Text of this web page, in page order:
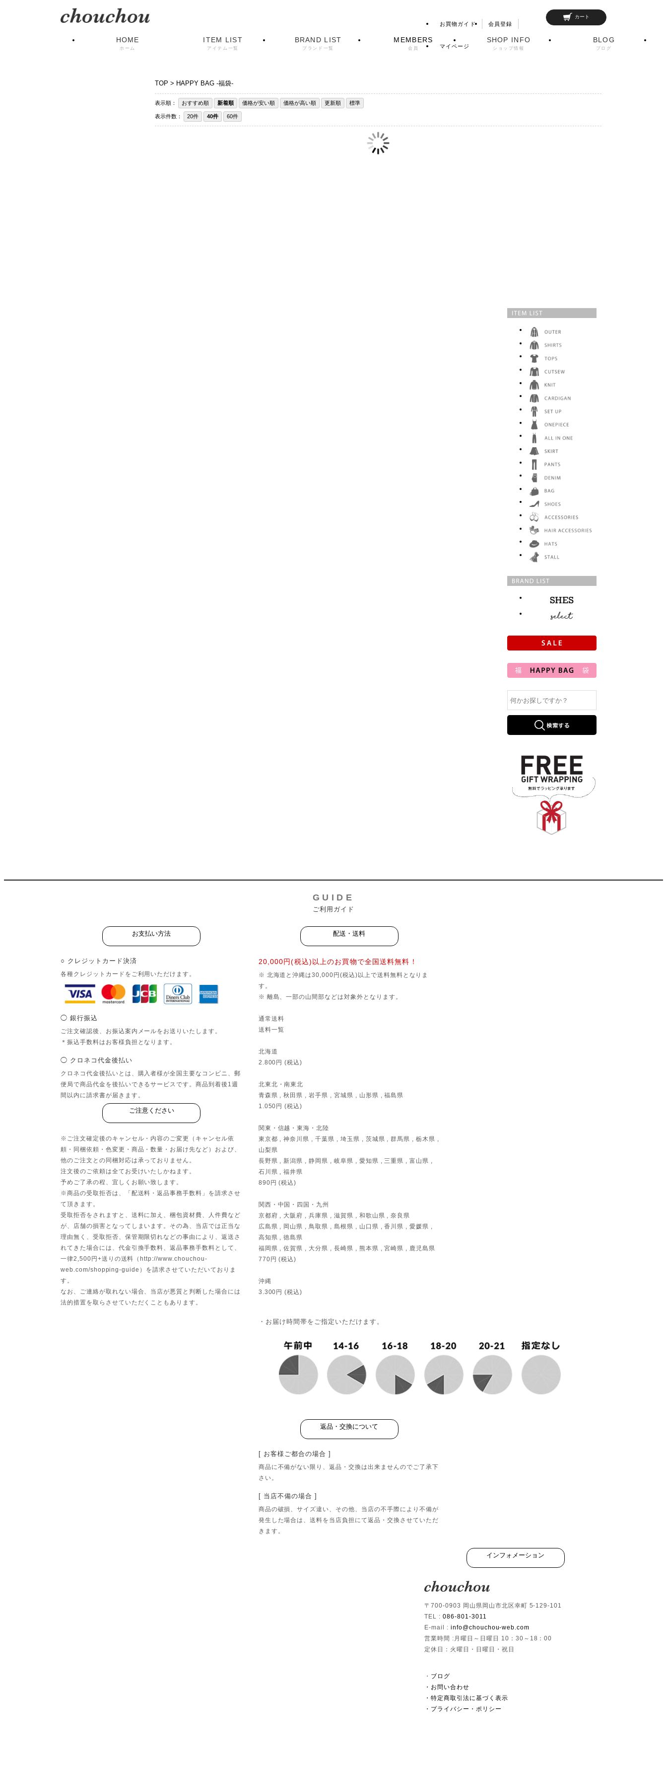
お買物ガイド 会員登録
マイページ
カート
HOME
ホーム
ITEM LIST
アイテム一覧
BRAND LIST
ブランド一覧
MEMBERS
会員
SHOP INFO
ショップ情報
BLOG
ブログ
TOP > HAPPY BAG -福袋-
表示順： おすすめ順 新着順 価格が安い順 価格が高い順 更新順 標準
表示件数： 20件 40件 60件
GUIDE
ご利用ガイド
お支払い方法
○ クレジットカード決済
各種クレジットカードをご利用いただけます。
◯ 銀行振込
ご注文確認後、お振込案内メールをお送りいたします。
＊振込手数料はお客様負担となります。
◯ クロネコ代金後払い
クロネコ代金後払いとは、購入者様が全国主要なコンビニ、郵
便局で商品代金を後払いできるサービスです。商品到着後1週
間以内に請求書が届きます。
ご注意ください
※ご注文確定後のキャンセル・内容のご変更（キャンセル依
頼・同梱依頼・色変更・商品・数量・お届け先など）および、
他のご注文との同梱対応は承っておりません。
注文後のご依頼は全てお受けいたしかねます。
予めご了承の程、宜しくお願い致します。
※商品の受取拒否は、「配送料・返品事務手数料」を請求させ
て頂きます。
受取拒否をされますと、送料に加え、梱包資材費、人件費など
が、店舗の損害となってしまいます。その為、当店では正当な
理由無く、受取拒否、保管期限切れなどの事由により、返送さ
れてきた場合には、代金引換手数料、返品事務手数料として、
一律2,500円+送りの送料（http://www.chouchou-
web.com/shopping-guide）を請求させていただいておりま
す。
なお、ご連絡が取れない場合、当店が悪質と判断した場合には
法的措置を取らさせていただくこともあります。
配送・送料
20,000円(税込)以上のお買物で全国送料無料！
※ 北海道と沖縄は30,000円(税込)以上で送料無料となりま
す。
※ 離島、一部の山間部などは対象外となります。
通常送料
送料一覧
北海道
2.800円 (税込)
北東北・南東北
青森県 , 秋田県 , 岩手県 , 宮城県 , 山形県 , 福島県
1.050円 (税込)
関東・信越・東海・北陸
東京都 , 神奈川県 , 千葉県 , 埼玉県 , 茨城県 , 群馬県 , 栃木県 ,
山梨県
長野県 , 新潟県 , 静岡県 , 岐阜県 , 愛知県 , 三重県 , 富山県 ,
石川県 , 福井県
890円 (税込)
関西・中国・四国・九州
京都府 , 大阪府 , 兵庫県 , 滋賀県 , 和歌山県 , 奈良県
広島県 , 岡山県 , 鳥取県 , 島根県 , 山口県 , 香川県 , 愛媛県 ,
高知県 , 徳島県
福岡県 , 佐賀県 , 大分県 , 長崎県 , 熊本県 , 宮崎県 , 鹿児島県
770円 (税込)
沖縄
3.300円 (税込)
・お届け時間帯をご指定いただけます。
返品・交換について
[ お客様ご都合の場合 ]
商品に不備がない限り、返品・交換は出来ませんのでご了承下
さい。
[ 当店不備の場合 ]
商品の破損、サイズ違い、その他、当店の不手際により不備が
発生した場合は、送料を当店負担にて返品・交換させていただ
きます。
インフォメーション
〒700-0903 岡山県岡山市北区幸町 5-129-101
TEL :086-801-3011
E-mail :info@chouchou-web.com
営業時間 :月曜日～日曜日 10：30～18：00
定休日：火曜日・日曜日・祝日
・ ブログ
・ お問い合わせ
・特定商取引法に基づく表示
・ プライバシー・ポリシー